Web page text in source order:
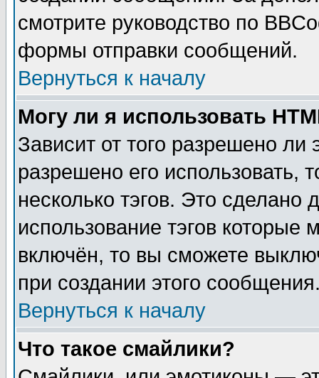
смотрите руководство по
формы отправки сообщений.
Вернуться к началу
Могу ли я использовать
Зависит от того разрешено
разрешено его использовать,
несколько тэгов. Это сделано
использование тэгов
включён, то вы сможете
при создании этого
Вернуться к началу
Что такое смайлики?